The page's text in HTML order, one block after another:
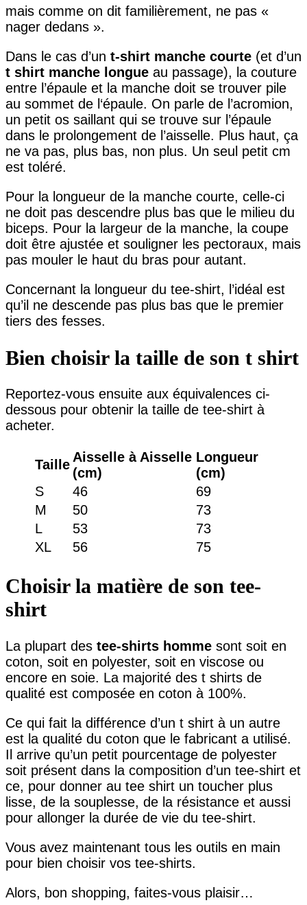
mais comme on dit familièrement, ne pas «
nager dedans ».
Dans le cas d’un t-shirt manche courte (et d’un
t shirt manche longue au passage), la couture
entre l’épaule et la manche doit se trouver pile
au sommet de l‘épaule. On parle de l’acromion,
un petit os saillant qui se trouve sur l’épaule
dans le prolongement de l’aisselle. Plus haut, ça
ne va pas, plus bas, non plus. Un seul petit cm
est toléré.
Pour la longueur de la manche courte, celle-ci
ne doit pas descendre plus bas que le milieu du
biceps. Pour la largeur de la manche, la coupe
doit être ajustée et souligner les pectoraux, mais
pas mouler le haut du bras pour autant.
Concernant la longueur du tee-shirt, l’idéal est
qu’il ne descende pas plus bas que le premier
tiers des fesses.
Bien choisir la taille de son t shirt
Reportez-vous ensuite aux équivalences ci-
dessous pour obtenir la taille de tee-shirt à
acheter.
TailleAisselle à Aisselle
(cm)
Longueur
(cm)
S
46
69
M
50
73
L
53
73
XL
56 75
Choisir la matière de son tee-
shirt
La plupart des tee-shirts homme sont soit en
coton, soit en polyester, soit en viscose ou
encore en soie. La majorité des t shirts de
qualité est composée en coton à 100%.
Ce qui fait la différence d’un t shirt à un autre
est la qualité du coton que le fabricant a utilisé.
Il arrive qu’un petit pourcentage de polyester
soit présent dans la composition d’un tee-shirt et
ce, pour donner au tee shirt un toucher plus
lisse, de la souplesse, de la résistance et aussi
pour allonger la durée de vie du tee-shirt.
Vous avez maintenant tous les outils en main
pour bien choisir vos tee-shirts.
Alors, bon shopping, faites-vous plaisir…